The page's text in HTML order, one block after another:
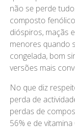
não se perde
composto
dióspiros, maçãs
menores quando
congelada, bom
versões mais
No que diz
perda de
perdas de
56% e de vitamina